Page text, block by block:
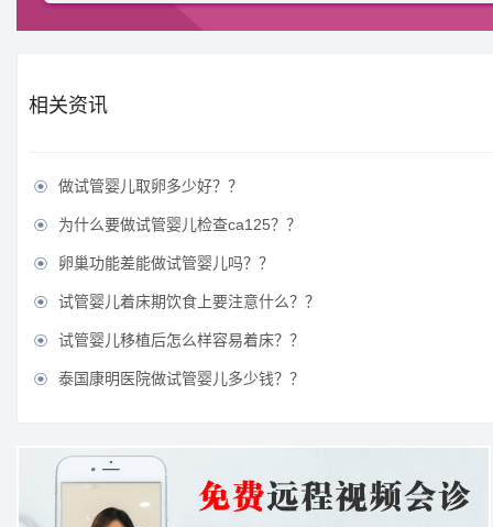
相关资讯
 做试管婴儿取卵多少好？？
 为什么要做试管婴儿检查ca125？？
 卵巢功能差能做试管婴儿吗？？
 试管婴儿着床期饮食上要注意什么？？
 试管婴儿移植后怎么样容易着床？？
 泰国康明医院做试管婴儿多少钱？？